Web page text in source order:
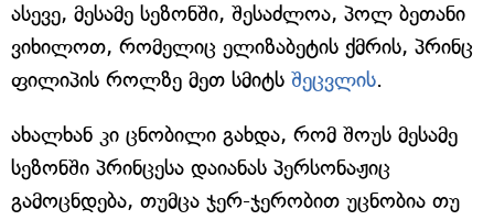
ასევე, მესამე სეზონში, შესაძლოა, პოლ ბეთანი
ვიხილოთ, რომელიც ელიზაბეტის ქმრის, პრინც
ფილიპის როლზე მეთ სმიტს შეცვლის.
ახალხან კი ცნობილი გახდა, რომ შოუს მესამე
სეზონში პრინცესა დაიანას პერსონაჟიც
გამოცნდება, თუმცა ჯერ-ჯერობით უცნობია თუ